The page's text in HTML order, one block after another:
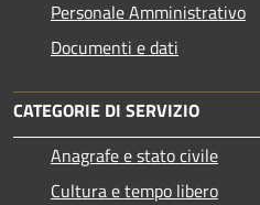
Personale Amministrativo
Documenti e dati
CATEGORIE DI SERVIZIO
Anagrafe e stato civile
Cultura e tempo libero